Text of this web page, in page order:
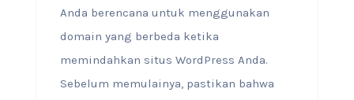
Anda berencana untuk menggunakan
domain yang berbeda ketika
memindahkan situs WordPress Anda.
Sebelum memulainya, pastikan bahwa